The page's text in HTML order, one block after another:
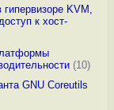
KVM,
к хост-
(10)
GNU Coreutils